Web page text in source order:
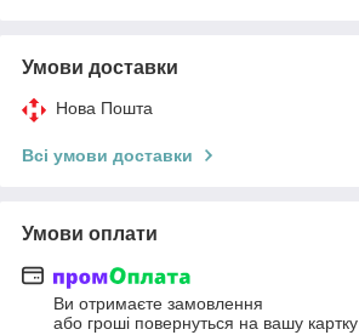
Умови доставки
Нова Пошта
Всі умови доставки
Умови оплати
Ви отримаєте замовлення
або гроші повернуться на вашу картку